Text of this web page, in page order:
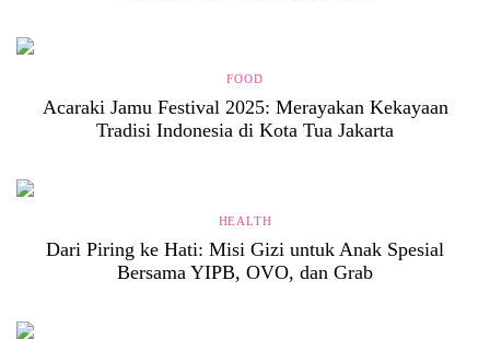
FOOD
Acaraki Jamu Festival 2025: Merayakan Kekayaan
Tradisi Indonesia di Kota Tua Jakarta
HEALTH
Dari Piring ke Hati: Misi Gizi untuk Anak Spesial
Bersama YIPB, OVO, dan Grab